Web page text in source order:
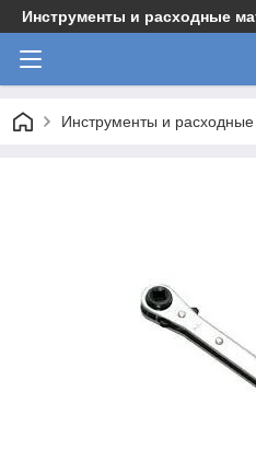
Инструменты и расходные
Инструменты и